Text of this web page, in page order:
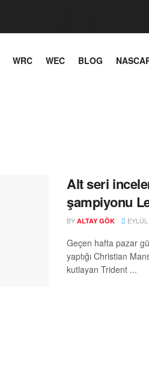
WRC WEC BLOG
Alt seri
şampiyonu
BY ALTAY GÖK
Geçen hafta pazar
yaptığı Christian
kutlayan Trident ...